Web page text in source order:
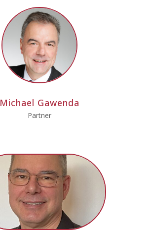
Michael Gawenda
Partner